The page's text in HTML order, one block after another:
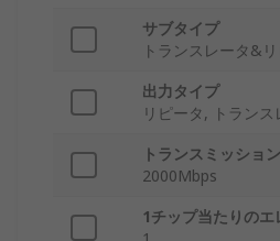
サブタイプ
トランスレータ&
出力タイプ
リピータ, トランス
トランスミッショ
2000Mbps
1チップ当たりのエ